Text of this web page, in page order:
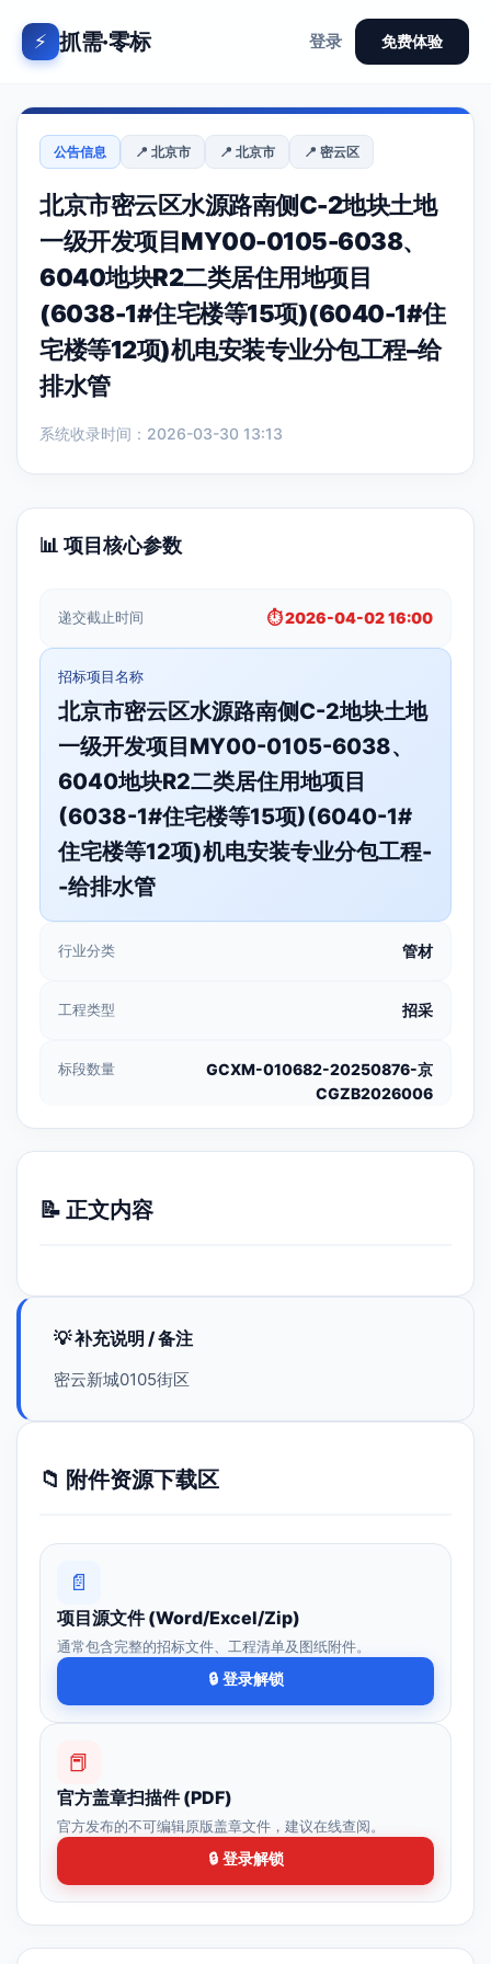
⚡ 抓需·零标 登录 免费体验
公告信息 📍 北京市 📍 北京市 📍 密云区
北京市密云区水源路南侧C-2地块土地
一级开发项目MY00-0105-6038、
6040地块R2二类居住用地项目
(6038-1#住宅楼等15项)(6040-1#住
宅楼等12项)机电安装专业分包工程–给
排水管
系统收录时间：2026-03-30 13:13
📊 项目核心参数
递交截止时间 ⏱️ 2026-04-02 16:00
招标项目名称
北京市密云区水源路南侧C-2地块土地
一级开发项目MY00-0105-6038、
6040地块R2二类居住用地项目
(6038-1#住宅楼等15项)(6040-1#
住宅楼等12项)机电安装专业分包工程-
-给排水管
行业分类 管材
工程类型 招采
标段数量
GCXM-010682-20250876-京
CGZB2026006
📝 正文内容
💡 补充说明 / 备注
密云新城0105街区
📁 附件资源下载区
📄
项目源文件 (Word/Excel/Zip)
通常包含完整的招标文件、工程清单及图纸附件。
🔒 登录解锁
📕
官方盖章扫描件 (PDF)
官方发布的不可编辑原版盖章文件，建议在线查阅。
🔒 登录解锁